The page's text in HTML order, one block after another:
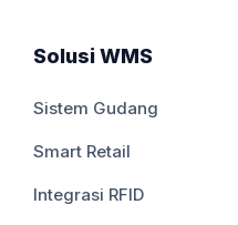
Solusi WMS
Sistem Gudang
Smart Retail
Integrasi RFID